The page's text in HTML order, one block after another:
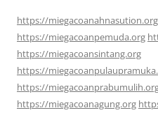
https://miegacoanahnasution.org
https://miegacoanpemuda.org
https://miegacoansintang.org
https://
https://
https://miegacoanagung.org